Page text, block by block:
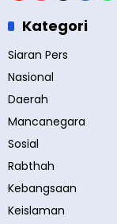
Kategori
Siaran Pers
Nasional
Daerah
Mancanegara
Sosial
Rabthah
Kebangsaan
Keislaman